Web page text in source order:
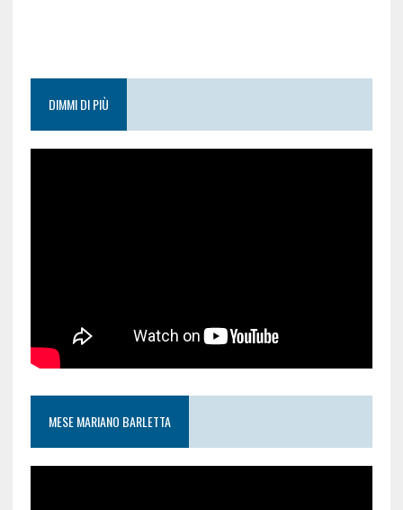
DIMMI DI PIÙ
MESE MARIANO BARLETTA